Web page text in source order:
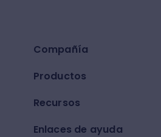
Compañía
Productos
Recursos
Enlaces de ayuda